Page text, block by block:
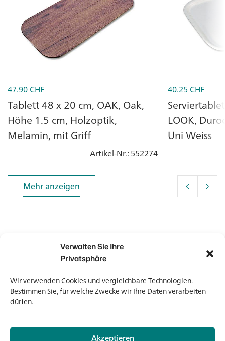
Verwalten Sie Ihre
Privatsphäre
Wir verwenden Cookies und vergleichbare Technologien.
Bestimmen Sie, für welche Zwecke wir Ihre Daten verarbeiten
dürfen.
Akzeptieren
47.90CHF
Tablett 48 x 20 cm, OAK, Oak,
Höhe 1.5 cm, Holzoptik,
Melamin, mit Griff
Artikel-Nr.: 552274
40.25 CHF
LOOK,
Uni Weiss
Mehr anzeigen
Mehr anzeigen
Kontakt
Kontakt
Newsletter
Newsletter